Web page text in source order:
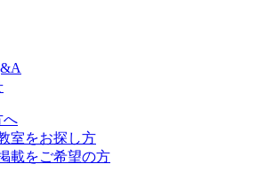
へ
室をお探し方
載をご希望の方